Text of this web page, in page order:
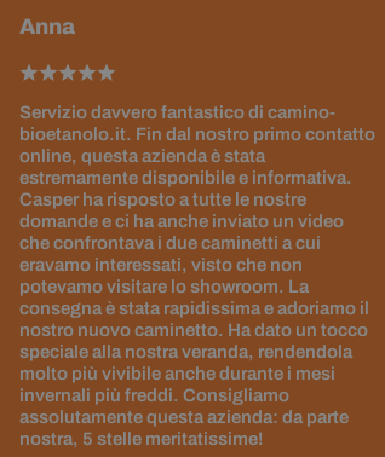
Anna
Servizio davvero fantastico di camino-
bioetanolo.it. Fin dal nostro primo contatto
online, questa azienda è stata
estremamente disponibile e informativa.
Casper ha risposto a tutte le nostre
domande e ci ha anche inviato un video
che confrontava i due caminetti a cui
eravamo interessati, visto che non
potevamo visitare lo showroom. La
consegna è stata rapidissima e adoriamo il
nostro nuovo caminetto. Ha dato un tocco
speciale alla nostra veranda, rendendola
molto più vivibile anche durante i mesi
invernali più freddi. Consigliamo
assolutamente questa azienda: da parte
nostra, 5 stelle meritatissime!